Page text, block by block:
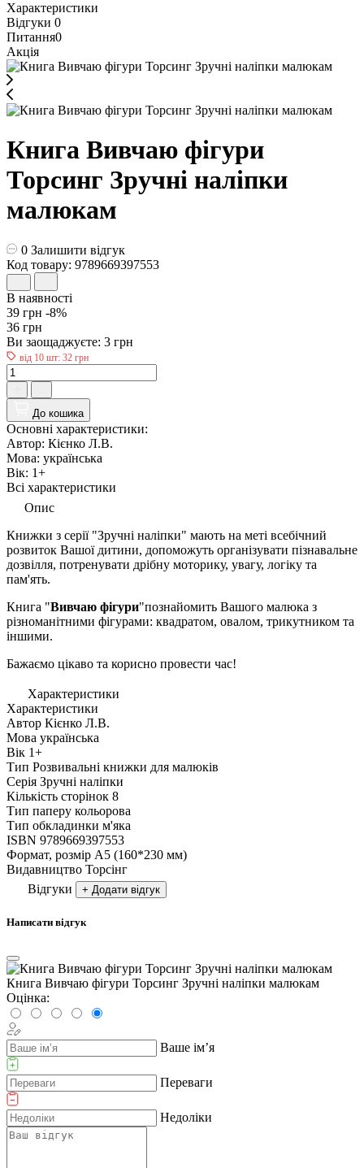
Характеристики
Відгуки 0
Питання0
Акція
Книга Вивчаю фігури
Торсинг Зручні наліпки
малюкам
0 Залишити відгук
Код товару: 9789669397553
В наявності
39 грн -8%
36 грн
Ви заощаджуєте: 3 грн
від 10 шт: 32 грн
До кошика
Основні характеристики:
Автор: Кієнко Л.В.
Мова: українська
Вік: 1+
Всі характеристики
Опис
Книжки з серії "Зручні наліпки" мають на меті всебічний
розвиток Вашої дитини, допоможуть організувати пізнавальне
дозвілля, потренувати дрібну моторику, увагу, логіку та
пам'ять.
Книга "Вивчаю фігури"познайомить Вашого малюка з
різноманітними фігурами: квадратом, овалом, трикутником та
іншими.
Бажаємо цікаво та корисно провести час!
Характеристики
Характеристики
Автор Кієнко Л.В.
Мова українська
Вік 1+
Тип Розвивальні книжки для малюків
Серія Зручні наліпки
Кількість сторінок 8
Тип паперу кольорова
Тип обкладинки м'яка
ISBN 9789669397553
Формат, розмір А5 (160*230 мм)
Видавництво Торсiнг
Відгуки
+ Додати відгук
Написати відгук
Книга Вивчаю фігури Торсинг Зручні наліпки малюкам
Оцінка:
Ваше ім’я
Переваги
Недоліки